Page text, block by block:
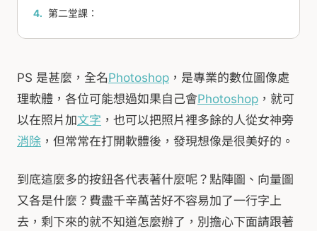
第二堂課：
PS 是甚麼，全名Photoshop ，是專業的數位圖像處
理軟體，各位可能想過如果自己會Photoshop ，就可
以在照片加文字 ，也可以把照片裡多餘的人從女神旁
消除 ，但常常在打開軟體後，發現想像是很美好的。
到底這麼多的按鈕各代表著什麼呢？點陣圖、向量圖
又各是什麼？費盡千辛萬苦好不容易加了一行字上
去，剩下來的就不知道怎麼辦了，別擔心下面請跟著